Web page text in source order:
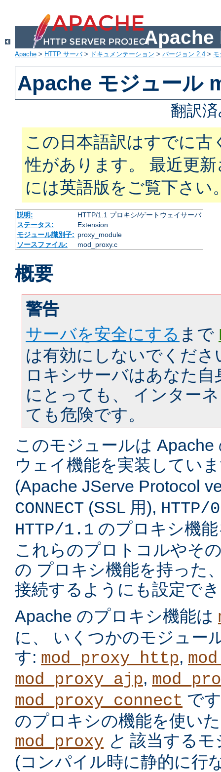
Apache
Apache > HTTP サーバ> ドキュメンテーション > バージョン 2.4 >
Apache モジュール
翻訳
この日本語訳はすでに古
性があります。 最近更
には英語版をご覧下さい
説明:
HTTP/1.1 プロキシ/ゲートウェイサーバ
ステータス:
Extension
モジュール識別子: proxy_module
ソースファイル:
mod_proxy.c
概要
警告
サーバを安全にする まで
は有効にしないでくださ
ロキシサーバはあなた
にとっても、 インター
ても危険です。
このモジュールは
ウェイ機能を実装してい
(Apache JServe Protocol
CONNECT (SSL 用), HTTP/
HTTP/1.1 のプロキシ機
これらのプロトコルやそ
の プロキシ機能を持った
接続するようにも設定で
Apache のプロキシ機能は
に、 いくつかのモジュー
す: mod_proxy_http,
mod_proxy_ajp,
mod_proxy_connect で
のプロキシの機能を使い
mod_proxy と 該当するモ
(コンパイル時に静的に行